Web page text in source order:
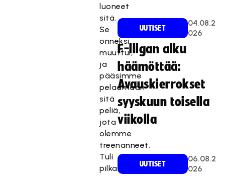
luoneet
sitä.
Se
onneksi
muuttui,
ja
pääsimme
pelaamaan
sitä
peliä,
jota
olemme
treenanneet.
Tuli
pilkahduksia
UUTISET
04.08.2
026
F-liigan alku
häämöttää:
Avauskierrokset
syyskuun toisella
viikolla
UUTISET
06.08.2
026